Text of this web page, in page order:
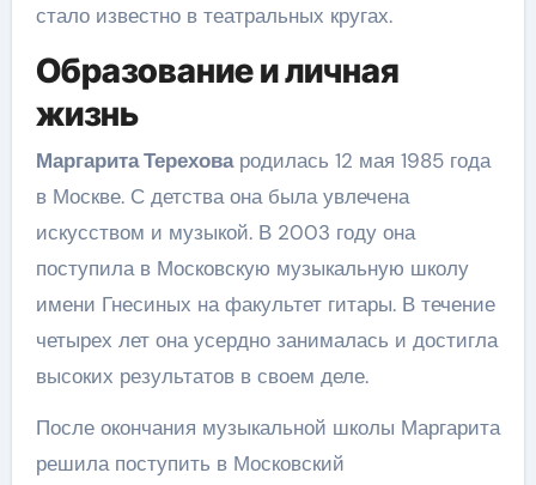
стало известно в театральных кругах.
Образование и личная
жизнь
Маргарита Тереховародилась 12 мая 1985 года
в Москве. С детства она была увлечена
искусством и музыкой. В 2003 году она
поступила в Московскую музыкальную школу
имени Гнесиных на факультет гитары. В течение
четырех лет она усердно занималась и достигла
высоких результатов в своем деле.
После окончания музыкальной школы Маргарита
решила поступить в Московский